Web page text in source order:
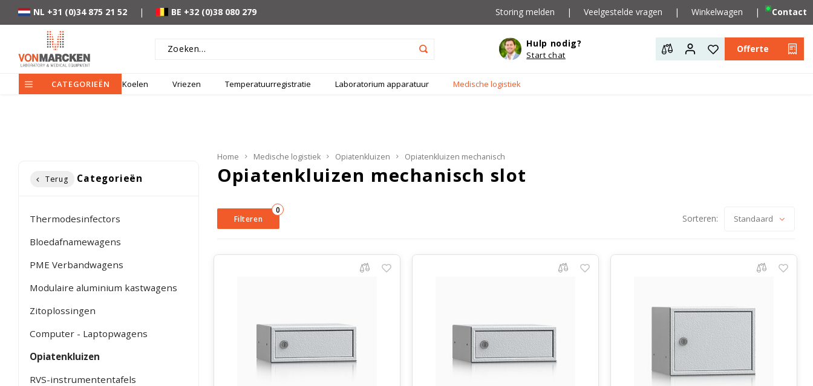
NL +31 (0)34 875 21 52 | BE +32 (0)38 080 279 Storing melden | Veelgestelde vragen | Winkelwagen | Contact
Hulp nodig?
Start chat
Offerte
CATEGORIEËN Koelen Vriezen Temperatuurregistratie Laboratorium apparatuur Medische logistiek
Terug Categorieën
Thermodesinfectors
Bloedafnamewagens
PME Verbandwagens
Modulaire aluminium kastwagens
Zitoplossingen
Computer - Laptopwagens
Opiatenkluizen
RVS-instrumententafels
Home Medische logistiek Opiatenkluizen Opiatenkluizen mechanisch
Opiatenkluizen mechanisch slot
Filteren
0
Sorteren: Standaard